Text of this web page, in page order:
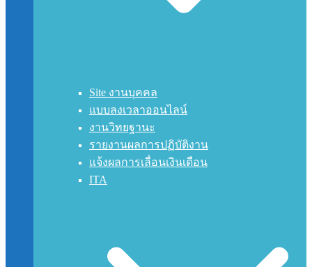
Site งานบุคคล
แบบลงเวลาออนไลน์
งานวิทยฐานะ
รายงานผลการปฏิบัติงาน
แจ้งผลการเลื่อนเงินเดือน
ITA